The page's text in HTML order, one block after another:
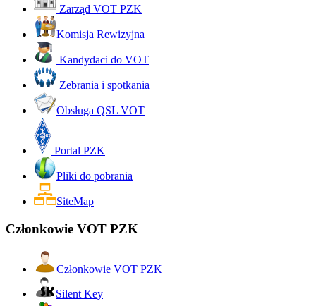
Zarząd VOT PZK
Komisja Rewizyjna
Kandydaci do VOT
Zebrania i spotkania
Obsługa QSL VOT
Portal PZK
Pliki do pobrania
SiteMap
Członkowie VOT PZK
Członkowie VOT PZK
Silent Key